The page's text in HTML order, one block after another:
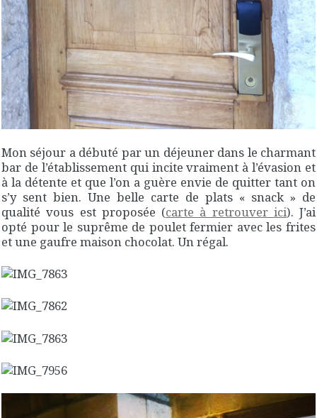
Mon séjour a débuté par un déjeuner dans le charmant
bar de l’établissement qui incite vraiment à l’évasion et
à la détente et que l’on a guère envie de quitter tant on
s’y sent bien. Une belle carte de plats « snack » de
qualité vous est proposée (carte à retrouver ici). J’ai
opté pour le suprême de poulet fermier avec les frites
et une gaufre maison chocolat. Un régal.